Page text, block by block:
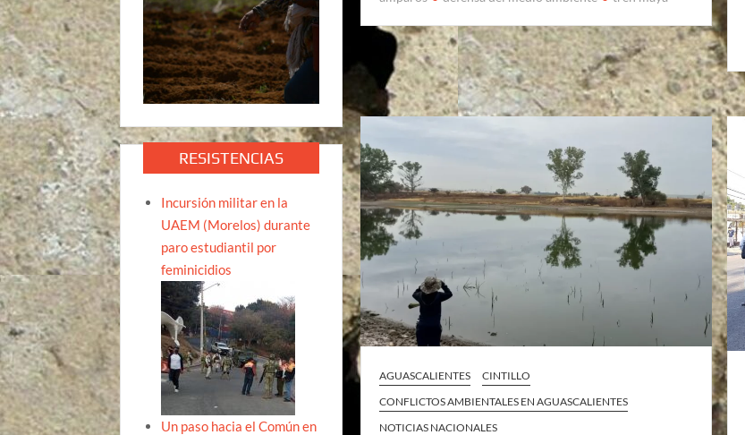
AGUASCALIENTES
CINTILLO
CONFLICTOS AMBIENTALES EN AGUASCALIENTES
NOTICIAS NACIONALES
RESISTENCIAS
Incursión militar en la
UAEM (Morelos) durante
paro estudiantil por
feminicidios
Un paso hacia el Común en